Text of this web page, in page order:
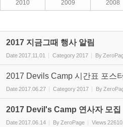
2010 2009 2008
2017 지금그때 행사 알림
Date2017.11.01 Category2017 By
2017 Devils Camp 시간표 포스터
Date2017.06.27 Category2017 By
2017 Devil's Camp 연사자 모집
Date2017.06.14 By ZeroPage Views 22610